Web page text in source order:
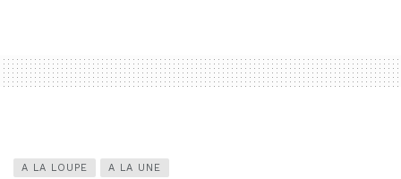
A LA LOUPE A LA UNE